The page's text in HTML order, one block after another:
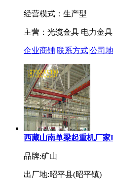
经营模式：生产型
主营：光缆金具 电力金具
企业商铺|联系方式|公司
西藏山南单梁起重机厂
品牌:矿山
出厂地:昭平县(昭平镇)